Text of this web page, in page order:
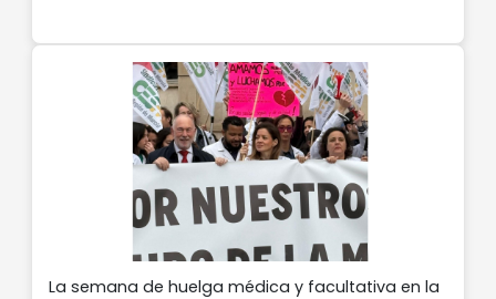
La semana de huelga médica y facultativa en la